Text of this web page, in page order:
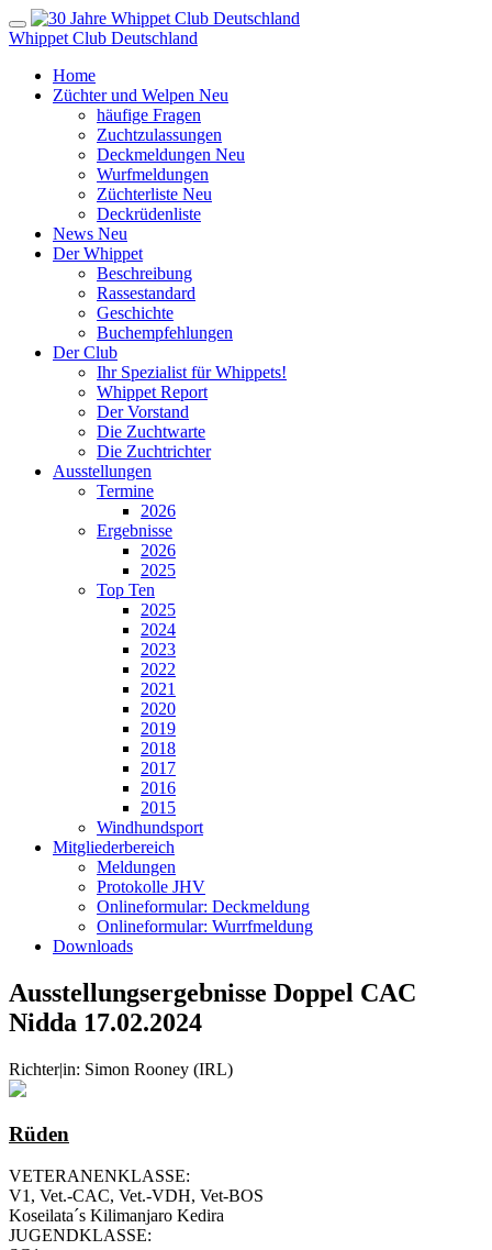
Whippet Club Deutschland
Home
Züchter und Welpen Neu
häufige Fragen
Zuchtzulassungen
Deckmeldungen Neu
Wurfmeldungen
Züchterliste Neu
Deckrüdenliste
News Neu
Der Whippet
Beschreibung
Rassestandard
Geschichte
Buchempfehlungen
Der Club
Ihr Spezialist für Whippets!
Whippet Report
Der Vorstand
Die Zuchtwarte
Die Zuchtrichter
Ausstellungen
Termine
2026
Ergebnisse
2026
2025
Top Ten
2025
2024
2023
2022
2021
2020
2019
2018
2017
2016
2015
Windhundsport
Mitgliederbereich
Meldungen
Protokolle JHV
Onlineformular: Deckmeldung
Onlineformular: Wurrfmeldung
Downloads
Ausstellungsergebnisse Doppel CAC
Nidda 17.02.2024
Richter|in: Simon Rooney (IRL)
Rüden
VETERANENKLASSE:
V1, Vet.-CAC, Vet.-VDH, Vet-BOS
Koseilata´s Kilimanjaro Kedira
JUGENDKLASSE: